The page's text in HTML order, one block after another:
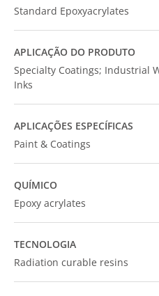
Standard Epoxyacrylates
APLICAÇÃO DO PRODUTO
Specialty Coatings; Industrial
Inks
APLICAÇÕES ESPECÍFICAS
Paint & Coatings
QUÍMICO
Epoxy acrylates
TECNOLOGIA
Radiation curable resins